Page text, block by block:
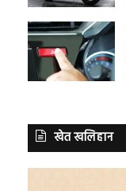
खेत खलिहान